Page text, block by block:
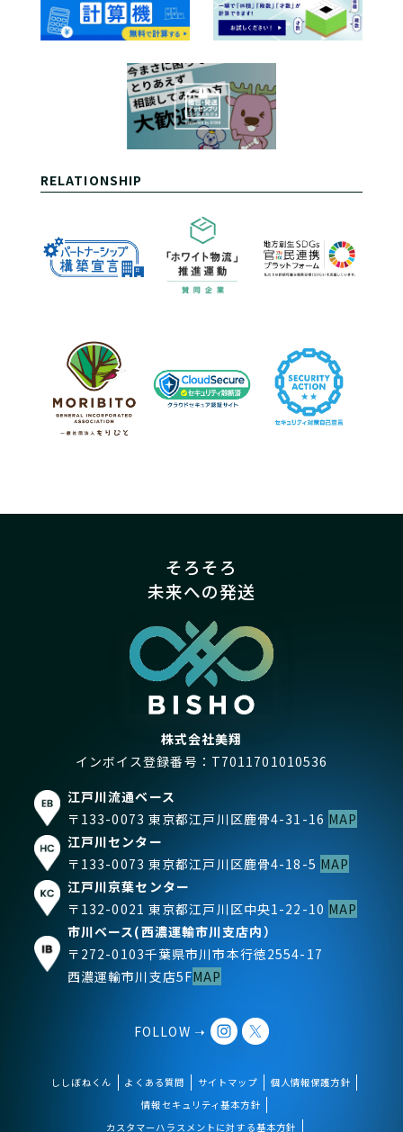
RELATIONSHIP
そろそろ
未来への発送
株式会社美翔
インボイス登録番号：T7011701010536
江戸川流通ベース
〒133-0073 東京都江戸川区鹿骨4-31-16 MAP
江戸川センター
〒133-0073 東京都江戸川区鹿骨4-18-5 MAP
江戸川京葉センター
〒132-0021 東京都江戸川区中央1-22-10 MAP
市川ベース(西濃運輸市川支店内）
〒272-0103千葉県市川市本行徳2554-17
西濃運輸市川支店5FMAP
FOLLOW ➝
ししぼねくん よくある質問 サイトマップ
個人情報保護方針
情報セキュリティ基本方針
カスタマーハラスメントに対する基本方針